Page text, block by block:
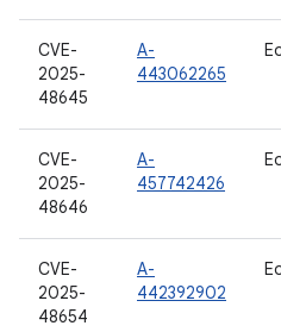
CVE-
2025-
48645
A-
443062265
CVE-
2025-
48646
A-
457742426
CVE-
2025-
48654
A-
442392902